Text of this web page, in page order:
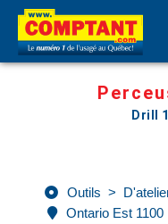
Drill
Outils >
Ontario Est 1100